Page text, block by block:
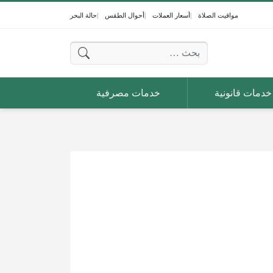
مواقيت الصلاة أسعار العملات أحوال الطقس حالة البحر
البحث عن:
خدمات قانونية خدمات مصرفية